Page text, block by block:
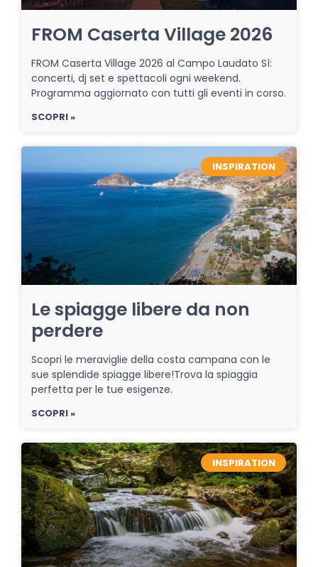
FROM Caserta Village 2026
FROM Caserta Village 2026 al Campo Laudato Sì:
concerti, dj set e spettacoli ogni weekend.
Programma aggiornato con tutti gli eventi in corso.
SCOPRI »
INSPIRATION
Le spiagge libere da non
perdere
Scopri le meraviglie della costa campana con le
sue splendide spiagge libere!Trova la spiaggia
perfetta per le tue esigenze.
SCOPRI »
INSPIRATION